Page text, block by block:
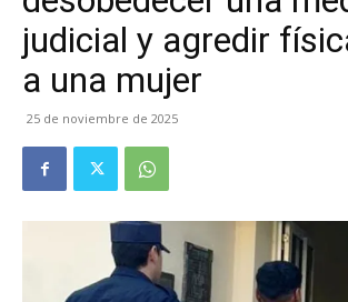
judicial y agredir
a una mujer
25 de noviembre de 2025